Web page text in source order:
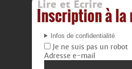
Lire et Écrire
Inscription à la
Infos de confidentialité
Je ne suis pas un robot
Adresse e-mail